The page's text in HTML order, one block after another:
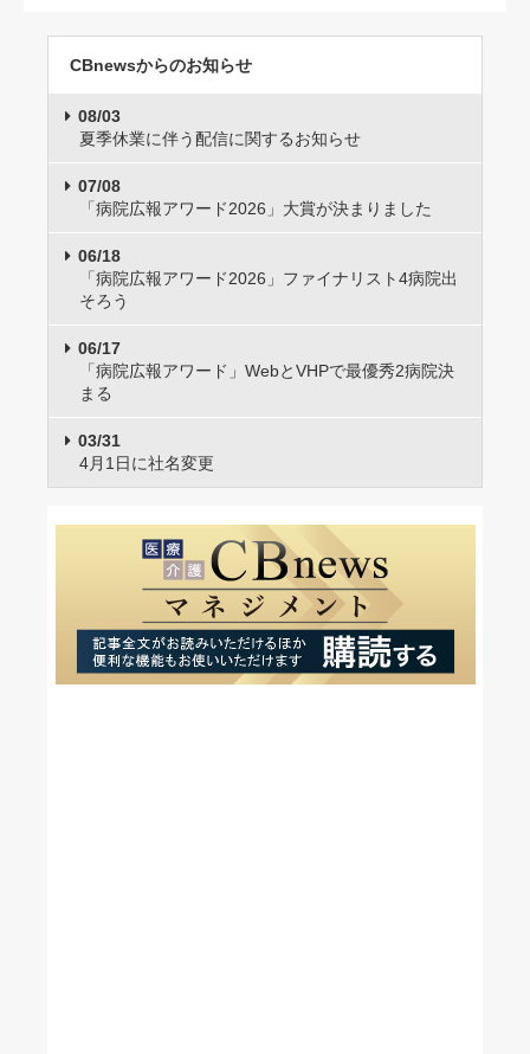
CBnewsからのお知らせ
08/03
夏季休業に伴う配信に関するお知らせ
07/08
「病院広報アワード2026」大賞が決まりました
06/18
「病院広報アワード2026」ファイナリスト4病院出
そろう
06/17
「病院広報アワード」WebとVHPで最優秀2病院決
まる
03/31
4月1日に社名変更